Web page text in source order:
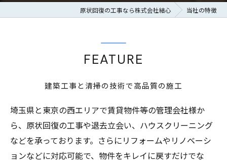
原状回復の工事なら株式会社結心 当社の特徴
建築工事と清掃の技術で高品質の施工
FEATURE
埼玉県と東京の西エリアで賃貸物件等の管理会社様か
ら、原状回復の工事や退去立会い、ハウスクリーニング
などを承っております。さらにリフォームやリノベーシ
ョンなどに対応可能で、物件をキレイに戻すだけでな